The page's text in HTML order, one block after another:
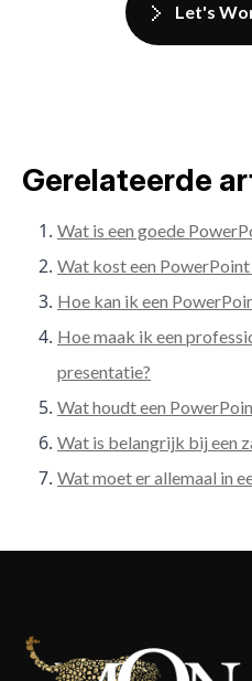
Let's
Gerelateerde
Wat is een goede
Wat kost een
Hoe kan ik een
Hoe maak ik een
presentatie?
Wat houdt een
Wat is belangrijk bij een
Wat moet er allemaal in